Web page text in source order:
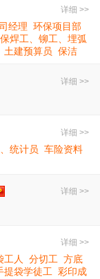
详细 >>
经理 环保项目部
焊工、铆工、埋弧
土建预算员 保洁
详细 >>
详细 >>
统计员 车险资料
详细 >>
详细 >>
工人 分切工 方底
提袋学徒工 彩印成